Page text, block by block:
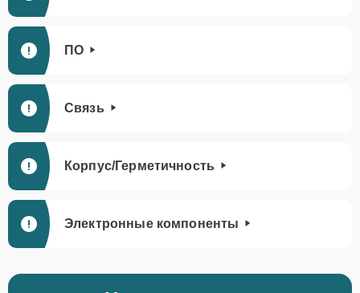
ПО
Связь
Корпус/Герметичность
Электронные компоненты